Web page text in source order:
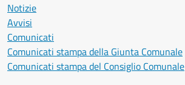
Notizie
Avvisi
Comunicati
Comunicati stampa della Giunta Comunale
Comunicati stampa del Consiglio Comunale